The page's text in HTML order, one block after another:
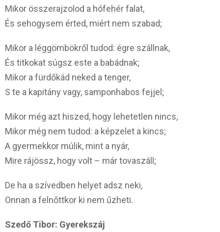
Mikor összerajzolod a hófehér falat,
És sehogysem érted, miért nem szabad;
Mikor a léggömbökről tudod: égre szállnak,
És titkokat súgsz este a babádnak;
Mikor a fürdőkád neked a tenger,
S te a kapitány vagy, samponhabos fejjel;
Mikor még azt hiszed, hogy lehetetlen nincs,
Mikor még nem tudod: a képzelet a kincs;
A gyermekkor múlik, mint a nyár,
Mire rájössz, hogy volt – már tovaszáll;
De ha a szívedben helyet adsz neki,
Onnan a felnőttkor ki nem űzheti.
Szedő Tibor: Gyerekszáj